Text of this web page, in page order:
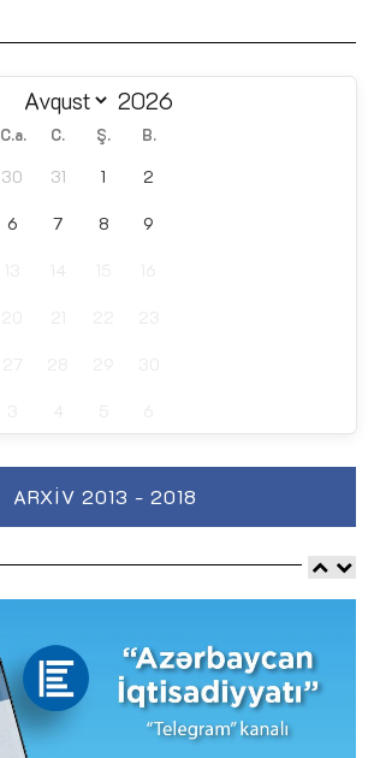
C.a. C. Ş. B.
30 31 1 2
6 7 8 9
ARXIV 2013 - 2018